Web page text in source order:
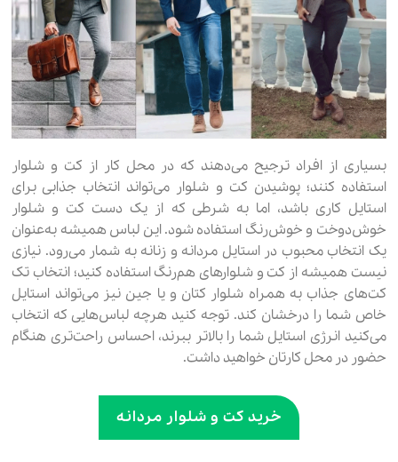
بسیاری از افراد ترجیح می‌دهند که در محل کار از کت و شلوار
استفاده کنند؛ پوشیدن کت و شلوار می‌تواند انتخاب جذابی برای
استایل کاری باشد، اما به شرطی که از یک دست کت و شلوار
خوش‌دوخت و خوش‌رنگ استفاده شود. این لباس‌ همیشه به‌عنوان
یک انتخاب محبوب در استایل مردانه و زنانه به شمار می‌رود. نیازی
نیست همیشه از کت و شلوارهای هم‌رنگ استفاده کنید؛ انتخاب تک
کت‌های جذاب به همراه‌ شلوار کتان و یا جین نیز می‌تواند استایل
خاص شما را درخشان کند. توجه کنید هرچه لباس‌هایی که انتخاب
می‌کنید انرژی استایل شما را بالاتر ببرند، احساس راحت‌تری هنگام
حضور در محل کارتان خواهید داشت.
خرید کت و شلوار مردانه